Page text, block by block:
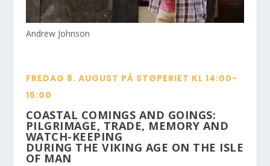
Andrew Johnson
FREDAG 8. AUGUST PÅ STØPERIET KL 14:00-
15:00
COASTAL COMINGS AND GOINGS:
PILGRIMAGE, TRADE, MEMORY AND
WATCH-KEEPING
DURING THE VIKING AGE ON THE ISLE
OF MAN